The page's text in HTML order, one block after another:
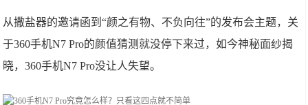
从撒盐器的邀请函到“颜之有物、不负向往”的发布会主题，关
于360手机N7 Pro的颜值猜测就没停下来过，如今神秘面纱揭
晓，360手机N7 Pro没让人失望。